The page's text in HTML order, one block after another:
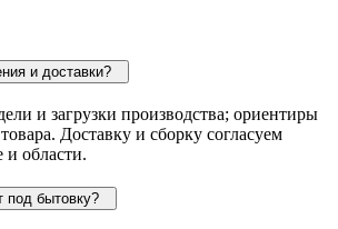
и доставки?
и загрузки производства; ориентиры
Доставку и сборку согласуем
и области.
бытовку?